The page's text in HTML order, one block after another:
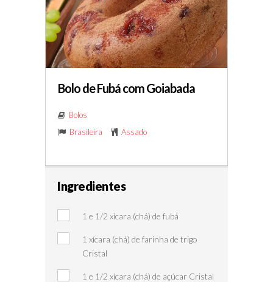
Bolo de Fubá com Goiabada
Bolos
Brasileira
Assado
Ingredientes
1 e 1/2 xícara (chá) de fubá
1 xícara (chá) de farinha de trigo
Cristal
1 e 1/2 xícara (chá) de açúcar Cristal